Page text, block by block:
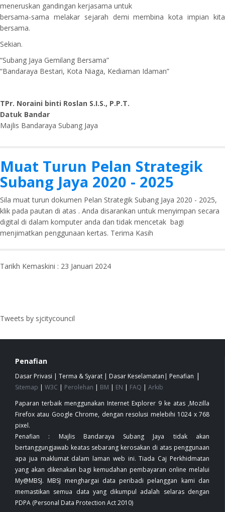
meneruskan gandingan kerjasama untuk
bersama-sama melakar sejarah demi membina kota impian kita
bersama.
Sekian.
“Subang Jaya Gemilang Bersama”
“Bandaraya Bestari, Kota Niaga, Kediaman Idaman”
TPr. Noraini binti Roslan S.I.S., P.P.T.
Datuk Bandar
Majlis Bandaraya Subang Jaya
Muat Turun Pelan Strategik
Subang Jaya 2020 - 2025
Sila muat turun dokumen Pelan Strategik Subang Jaya 2020 - 2025,
klik pada pautan di atas . Anda disarankan untuk menyimpan secara
digital di dalam komputer anda dan tidak mencetak bagi
menjimatkan penggunaan kertas. Terima Kasih
Tarikh Kemaskini : 23 Januari 2024
Tweets by sjcitycouncil
Penafian
Dasar Privasi | Terma & Syarat | Dasar Keselamatan | Penafian |
Sitemap | W3C | Perolehan | BM | EN | FAQ | Arkib
Paparan terbaik menggunakan Internet Explorer 9 ke atas ,Mozilla
Firefox atau Google Chrome, dengan resolusi melebihi 1024 x 768
pixel.
Penafian : Majlis Bandaraya Subang Jaya tidak akan
bertanggungjawab keatas sebarang kerosakan di atas penggunaan
apa jua maklumat dalam laman web ini. Tiada Caj Perkhidmatan
yang akan dikenakan bagi kemudahan pembayaran online melalui
My@MBSJ. MBSJ menghargai data peribadi pelanggan kami dan
memastikan semua data yang dikumpul adalah selaras dengan
PDPA (Personal Data Protection Act 2010)